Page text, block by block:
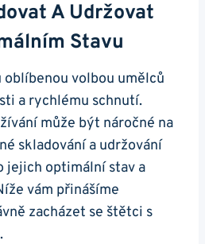
A Udržovat
Stavu
volbou umělců
a rychlému ‍schnutí.
může ⁤být ⁣náročné na
skladování a udržování
jejich optimální stav a
vám přinášíme
zacházet se štětci s